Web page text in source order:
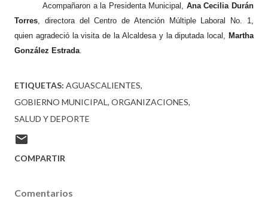
Acompañaron a la Presidenta Municipal, Ana Cecilia Durán
Torres , directora del Centro de Atención Múltiple Laboral No. 1,
quien agradeció la visita de la Alcaldesa y la diputada local,
Martha
González Estrada
ETIQUETAS: AGUASCALIENTES
GOBIERNO MUNICIPAL ORGANIZACIONES
SALUD Y DEPORTE
COMPARTIR
Comentarios